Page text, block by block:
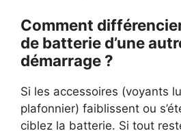
Comment
de batterie d’une
démarrage ?
Si les accessoires (voyants
plafonnier) faiblissent ou
ciblez la batterie. Si tout